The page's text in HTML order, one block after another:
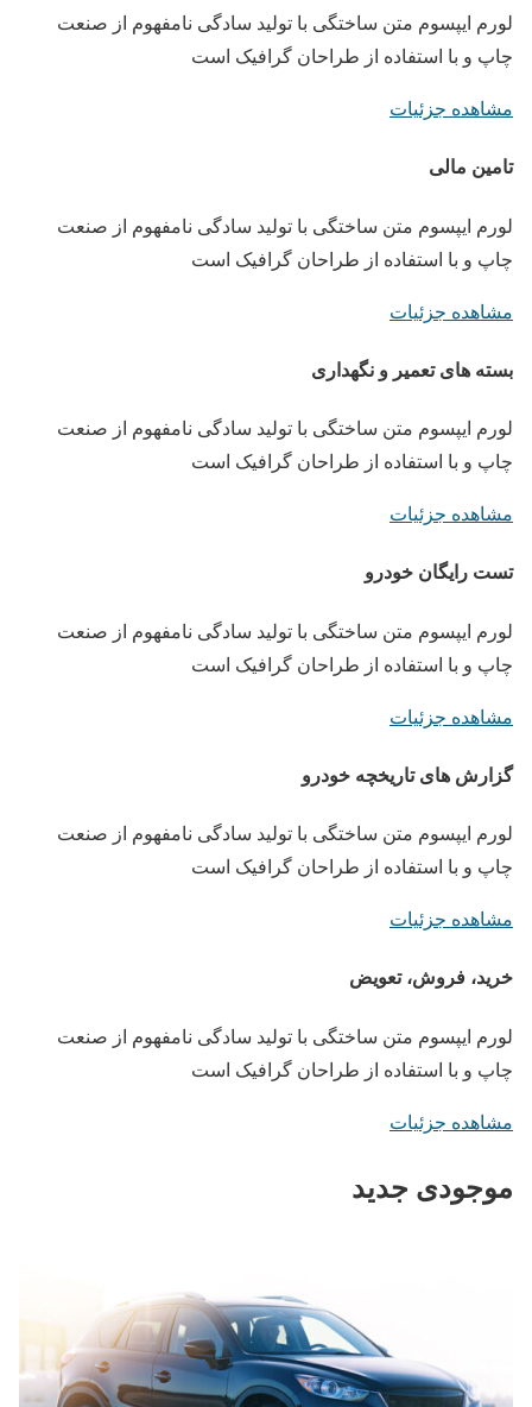
لورم ایپسوم متن ساختگی با تولید سادگی نامفهوم از صنعت
چاپ و با استفاده از طراحان گرافیک است
مشاهده جزئیات
تامین مالی
لورم ایپسوم متن ساختگی با تولید سادگی نامفهوم از صنعت
چاپ و با استفاده از طراحان گرافیک است
مشاهده جزئیات
بسته های تعمیر و نگهداری
لورم ایپسوم متن ساختگی با تولید سادگی نامفهوم از صنعت
چاپ و با استفاده از طراحان گرافیک است
مشاهده جزئیات
تست رایگان خودرو
لورم ایپسوم متن ساختگی با تولید سادگی نامفهوم از صنعت
چاپ و با استفاده از طراحان گرافیک است
مشاهده جزئیات
گزارش های تاریخچه خودرو
لورم ایپسوم متن ساختگی با تولید سادگی نامفهوم از صنعت
چاپ و با استفاده از طراحان گرافیک است
مشاهده جزئیات
خرید، فروش، تعویض
لورم ایپسوم متن ساختگی با تولید سادگی نامفهوم از صنعت
چاپ و با استفاده از طراحان گرافیک است
مشاهده جزئیات
موجودی جدید